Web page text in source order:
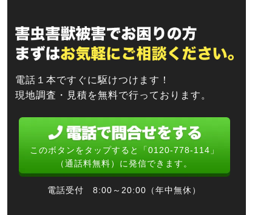
電話１本ですぐに駆けつけます！
現地調査・見積を無料で行っております。
このボタンをタップすると「0120-778-114」
（通話料無料）に発信できます。
電話受付 8:00～20:00（年中無休）